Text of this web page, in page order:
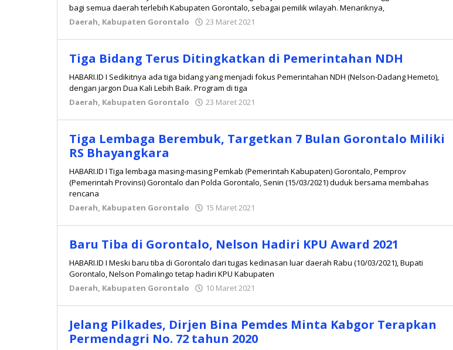
bagi semua daerah terlebih Kabupaten Gorontalo, sebagai pemilik wilayah. Menariknya,
Daerah, Kabupaten Gorontalo 23 Maret 2021
Tiga Bidang Terus Ditingkatkan di Pemerintahan NDH
HABARI.ID I Sedikitnya ada tiga bidang yang menjadi fokus Pemerintahan NDH (Nelson-Dadang Hemeto),
dengan jargon Dua Kali Lebih Baik. Program di tiga
Daerah, Kabupaten Gorontalo 23 Maret 2021
Tiga Lembaga Berembuk, Targetkan 7 Bulan Gorontalo Miliki
RS Bhayangkara
HABARI.ID I Tiga lembaga masing-masing Pemkab (Pemerintah Kabupaten) Gorontalo, Pemprov
(Pemerintah Provinsi) Gorontalo dan Polda Gorontalo, Senin (15/03/2021) duduk bersama membahas
rencana
Daerah, Kabupaten Gorontalo 15 Maret 2021
Baru Tiba di Gorontalo, Nelson Hadiri KPU Award 2021
HABARI.ID I Meski baru tiba di Gorontalo dari tugas kedinasan luar daerah Rabu (10/03/2021), Bupati
Gorontalo, Nelson Pomalingo tetap hadiri KPU Kabupaten
Daerah, Kabupaten Gorontalo 10 Maret 2021
Jelang Pilkades, Dirjen Bina Pemdes Minta Kabgor Terapkan
Permendagri No. 72 tahun 2020